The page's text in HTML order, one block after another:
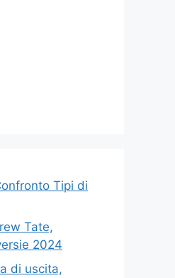
Tipi di
Tate,
2024
di uscita,